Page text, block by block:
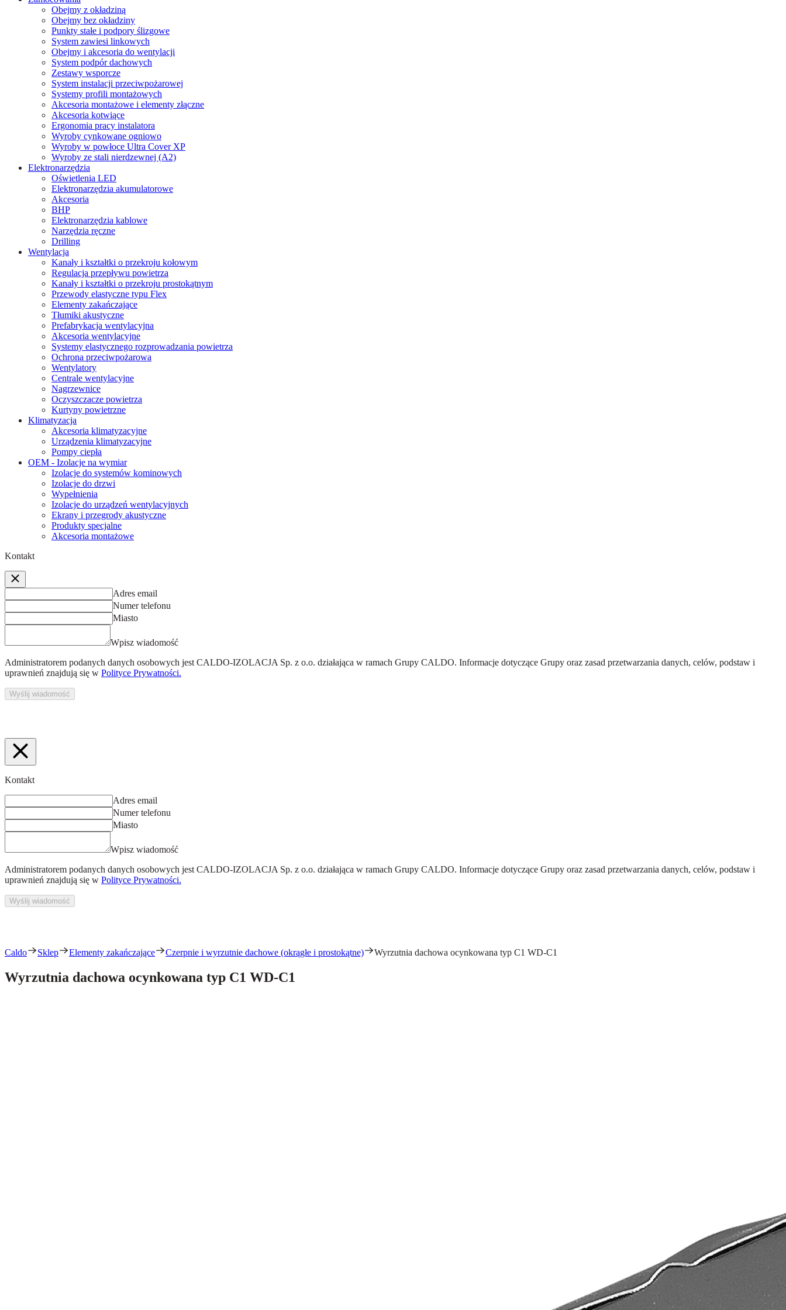
Obejmy z okładziną
Obejmy bez okładziny
Punkty stałe i podpory ślizgowe
System zawiesi linkowych
Obejmy i akcesoria do wentylacji
System podpór dachowych
Zestawy wsporcze
System instalacji przeciwpożarowej
Systemy profili montażowych
Akcesoria montażowe i elementy złączne
Akcesoria kotwiące
Ergonomia pracy instalatora
Wyroby cynkowane ogniowo
Wyroby w powłoce Ultra Cover XP
Wyroby ze stali nierdzewnej (A2)
Elektronarzędzia
Oświetlenia LED
Elektronarzędzia akumulatorowe
Akcesoria
BHP
Elektronarzędzia kablowe
Narzędzia ręczne
Drilling
Wentylacja
Kanały i kształtki o przekroju kołowym
Regulacja przepływu powietrza
Kanały i kształtki o przekroju prostokątnym
Przewody elastyczne typu Flex
Elementy zakańczające
Tłumiki akustyczne
Prefabrykacja wentylacyjna
Akcesoria wentylacyjne
Systemy elastycznego rozprowadzania powietrza
Ochrona przeciwpożarowa
Wentylatory
Centrale wentylacyjne
Nagrzewnice
Oczyszczacze powietrza
Kurtyny powietrzne
Klimatyzacja
Akcesoria klimatyzacyjne
Urządzenia klimatyzacyjne
Pompy ciepła
OEM - Izolacje na wymiar
Izolacje do systemów kominowych
Izolacje do drzwi
Wypełnienia
Izolacje do urządzeń wentylacyjnych
Ekrany i przegrody akustyczne
Produkty specjalne
Akcesoria montażowe
Kontakt
Adres email
Numer telefonu
Miasto
Wpisz wiadomość
Administratorem podanych danych osobowych jest CALDO-IZOLACJA Sp. z o.o. działająca w ramach Grupy CALDO. Informacje dotyczące Grupy oraz zasad przetwarzania danych, celów, podstaw i
uprawnień znajdują się w Polityce Prywatności.
Wyślij wiadomość
Kontakt
Adres email
Numer telefonu
Miasto
Wpisz wiadomość
Administratorem podanych danych osobowych jest CALDO-IZOLACJA Sp. z o.o. działająca w ramach Grupy CALDO. Informacje dotyczące Grupy oraz zasad przetwarzania danych, celów, podstaw i
uprawnień znajdują się w Polityce Prywatności.
Wyślij wiadomość
Caldo Sklep Elementy zakańczające Czerpnie i wyrzutnie dachowe (okrągłe i prostokątne) Wyrzutnia dachowa ocynkowana typ C1 WD-C1
Wyrzutnia dachowa ocynkowana typ C1 WD-C1